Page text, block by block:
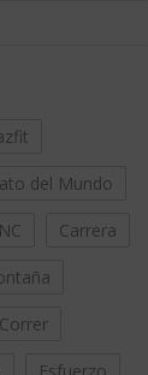
del Mundo
Carrera
Correr